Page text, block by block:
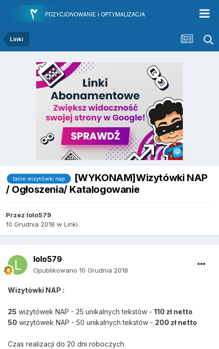
Linki
tanie wizytówki nap
[WYKONAM]Wizytówki NAP
/ Ogłoszenia/ Katalogowanie
Przez lolo579
10 Grudnia 2018 w Linki
lolo579
Opublikowano 10 Grudnia 2018
Wizytówki NAP :
25 wizytówek NAP - 25 unikalnych tekstów - 110 zł netto
50 wizytówek NAP - 50 unikalnych tekstów - 200 zł netto
Czas realizacji do 20 dni roboczych.